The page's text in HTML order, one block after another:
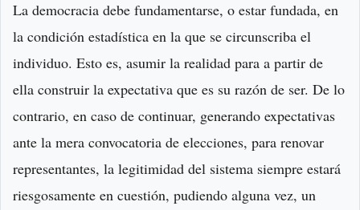
La democracia debe fundamentarse, o estar fundada, en
la condición estadística en la que se circunscriba el
individuo. Esto es, asumir la realidad para a partir de
ella construir la expectativa que es su razón de ser. De lo
contrario, en caso de continuar, generando expectativas
ante la mera convocatoria de elecciones, para renovar
representantes, la legitimidad del sistema siempre estará
riesgosamente en cuestión, pudiendo alguna vez, un